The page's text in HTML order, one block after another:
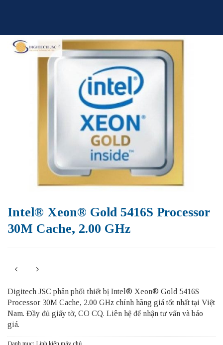
Intel® Xeon® Gold 5416S Processor
30M Cache, 2.00 GHz
Digitech JSC phân phối thiết bị Intel® Xeon® Gold 5416S
Processor 30M Cache, 2.00 GHz chính hãng giá tốt nhất tại Việt
Nam. Đầy đủ giấy tờ, CO CQ. Liên hệ để nhận tư vấn và báo
giá.
Danh mục: Linh kiện máy chủ